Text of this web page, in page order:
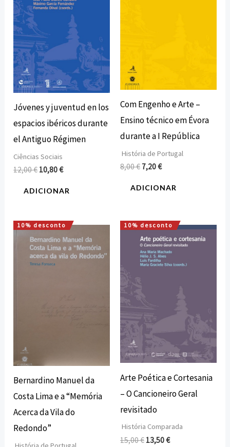
Jóvenes y juventud en los
espacios ibéricos durante
el Antiguo Régimen
Ciências Sociais
12,00€ 10,80€
ADICIONAR
Com Engenho e Arte –
Ensino técnico em Évora
durante a I República
História de Portugal
8,00€ 7,20€
ADICIONAR
10% desconto
Bernardino Manuel da
Costa Lima e a “Memória
Acerca da Vila do
Redondo”
O
preço
original
era:
12,00 €.
O
preço
atual
é:
10% desconto
Arte Poética e Cortesania
– O Cancioneiro Geral
revisitado
História Comparada
15,00€
O
preço
original
era:
15,00 €.
13,50€
O
preço
atual
13,50 €.